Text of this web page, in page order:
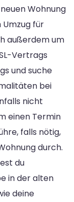
Wohnung
Umzug für
außerdem um
Vertrags
und suche
bei
nicht
einen Termin
falls nötig,
durch.
du
in der alten
deine